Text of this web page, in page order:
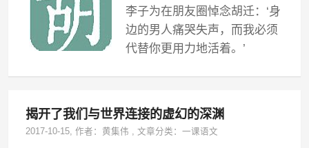
李子为在朋友圈悼念胡迁：‘身
边的男人痛哭失声，而我必须
代替你更用力地活着。’
揭开了我们与世界连接的虚幻的深渊
2017-10-15, 作者：黄集伟 ,文章分类：一课语文